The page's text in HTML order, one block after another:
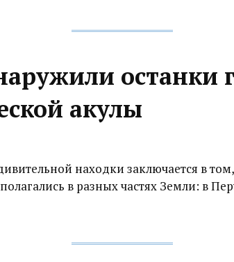
останки
акулы
находки заключается в
в разных частях Земли: в